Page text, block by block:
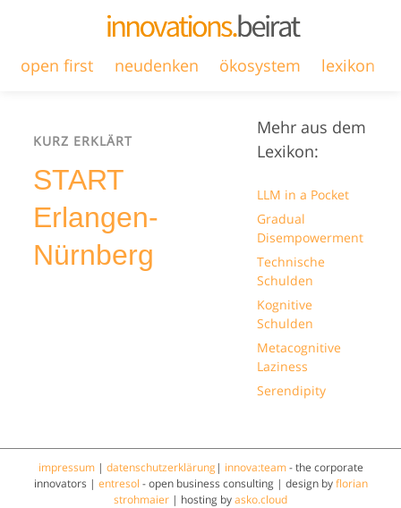
open first neudenken ökosystem lexikon
KURZ ERKLÄRT
START
Erlangen-
Nürnberg
Mehr aus dem
Lexikon:
LLM in a Pocket
Gradual
Disempowerment
Technische
Schulden
Kognitive
Schulden
Metacognitive
Laziness
Serendipity
impressum| datenschutzerklärung | innova:team- the corporate
innovators | entresol - open business consulting | design byflorian
strohmaier | hosting byasko.cloud